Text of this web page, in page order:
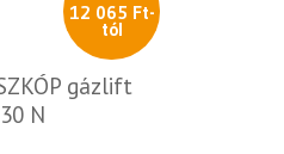
12 065 Ft-
tól
gázlift
N